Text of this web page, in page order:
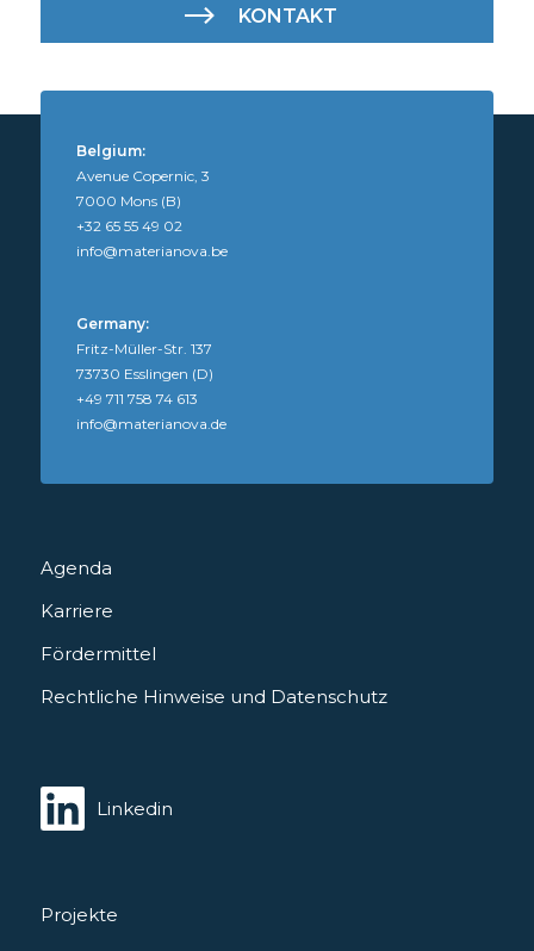
KONTAKT
Projekte
Agenda
Karriere
Fördermittel
Rechtliche Hinweise und Datenschutz
Belgium:
Avenue Copernic, 3
7000 Mons (B)
+32 65 55 49 02
info@materianova.be
Germany:
Fritz-Müller-Str. 137
73730 Esslingen (D)
+49 711 758 74 613
info@materianova.de
Linkedin